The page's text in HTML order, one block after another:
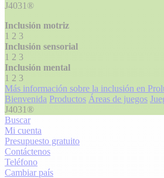
J4031®
Inclusión motriz
1 2 3
Inclusión sensorial
1 2 3
Inclusión mental
1 2 3
Más información sobre la inclusión en
Bienvenida Productos Áreas de juegos
J4031®
Buscar
Mi cuenta
Presupuesto gratuito
Contáctenos
Teléfono
Cambiar país